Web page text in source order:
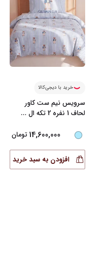
خرید با دیجی‌کالا
سرویس نیم ست کاور
لحاف 1 نفره 2 تکه ال
...
14,600,000 تومان
افزودن به سبد خرید